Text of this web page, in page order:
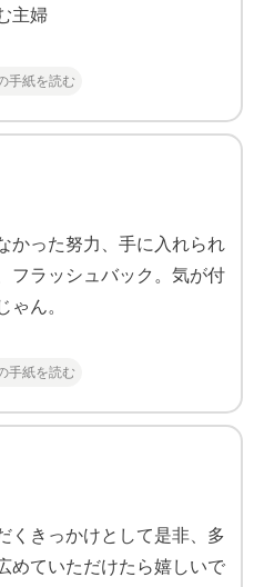
主婦
手紙を読む
かった努力、手に入れられ
フラッシュバック。気が付
ゃん。
手紙を読む
くきっかけとして是非、多
めていただけたら嬉しいで